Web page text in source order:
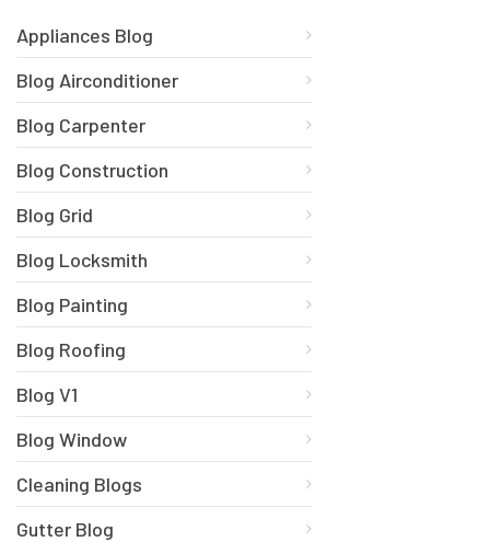
Appliances Blog
Blog Airconditioner
Blog Carpenter
Blog Construction
Blog Grid
Blog Locksmith
Blog Painting
Blog Roofing
Blog V1
Blog Window
Cleaning Blogs
Gutter Blog